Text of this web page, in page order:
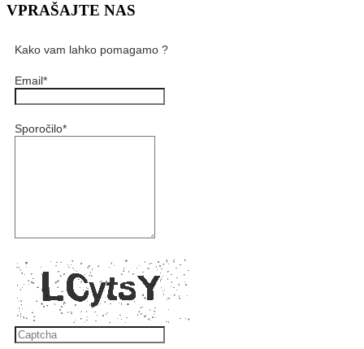
VPRAŠAJTE NAS
Kako vam lahko pomagamo ?
Email*
Sporočilo*